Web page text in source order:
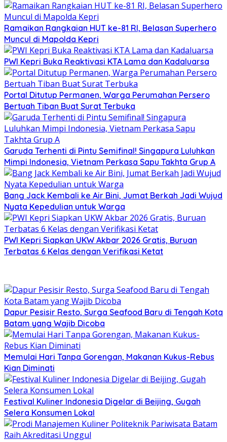
Ramaikan Rangkaian HUT ke-81 RI, Belasan Superhero
Muncul di Mapolda Kepri
PWI Kepri Buka Reaktivasi KTA Lama dan Kadaluarsa
Portal Ditutup Permanen, Warga Perumahan Persero
Bertuah Tiban Buat Surat Terbuka
Garuda Terhenti di Pintu Semifinal! Singapura Luluhkan
Mimpi Indonesia, Vietnam Perkasa Sapu Takhta Grup A
Bang Jack Kembali ke Air Bini, Jumat Berkah Jadi Wujud
Nyata Kepedulian untuk Warga
PWI Kepri Siapkan UKW Akbar 2026 Gratis, Buruan
Terbatas 6 Kelas dengan Verifikasi Ketat
Dapur Pesisir Resto, Surga Seafood Baru di Tengah Kota
Batam yang Wajib Dicoba
Memulai Hari Tanpa Gorengan, Makanan Kukus-Rebus
Kian Diminati
Festival Kuliner Indonesia Digelar di Beijing, Gugah
Selera Konsumen Lokal